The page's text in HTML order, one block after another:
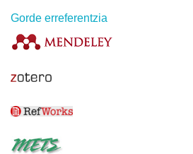
Gorde erreferentzia